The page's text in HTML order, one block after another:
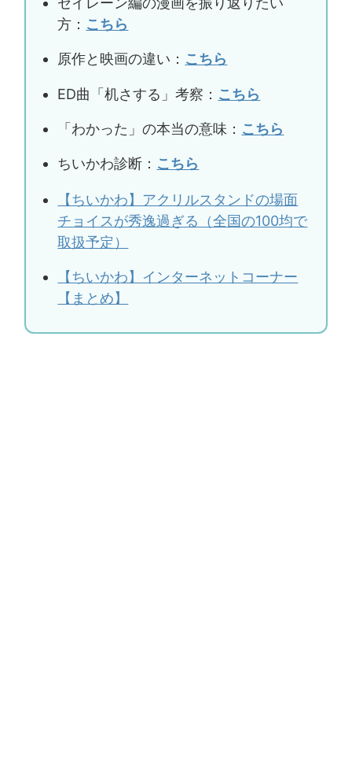
方： こちら
原作と映画の違い： こちら
ED曲「机さする」考察： こちら
「わかった」の本当の意味： こちら
ちいかわ診断： こちら
【ちいかわ】アクリルスタンドの場面
チョイスが秀逸過ぎる（全国の100均で
取扱予定）
【ちいかわ】インターネットコーナー
【まとめ】